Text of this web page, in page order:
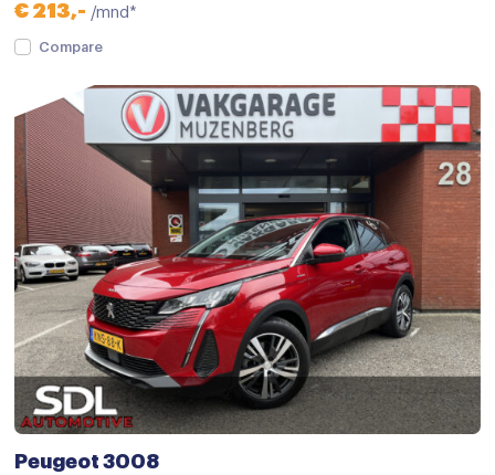
Elektrische ramen voor en achter
Lederen/stof bekleding
Multi-functioneel stuurwiel
Passagiersstoel in hoogte verstelbaar
Regensensor
Sportstuur
Stuurbekrachtiging snelheidsafhankelijk
Stuur verstelbaar
Achteruitrijcamera
Airbag(s) hoofd achter
€ 213,- /mnd*
Compare
Peugeot 3008